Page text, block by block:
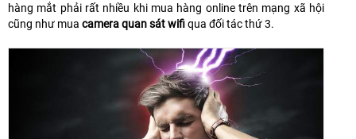
hàng mắt phải rất nhiều khi mua hàng online trên mạng xã hội
cũng như mua camera quan sát wifiqua đối tác thứ 3.